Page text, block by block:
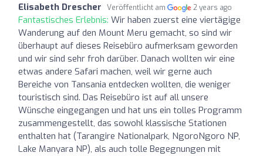
Elisabeth Drescher Veröffentlicht am 2 years ago
Fantastisches Erlebnis: Wir haben zuerst eine viertägige
Wanderung auf den Mount Meru gemacht, so sind wir
überhaupt auf dieses Reisebüro aufmerksam geworden
und wir sind sehr froh darüber. Danach wollten wir eine
etwas andere Safari machen, weil wir gerne auch
Bereiche von Tansania entdecken wollten, die weniger
touristisch sind. Das Reisebüro ist auf all unsere
Wünsche eingegangen und hat uns ein tolles Programm
zusammengestellt, das sowohl klassische Stationen
enthalten hat (Tarangire Nationalpark, NgoroNgoro NP,
Lake Manyara NP), als auch tolle Begegnungen mit